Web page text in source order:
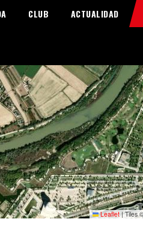
CLUB ACTUALIDAD
Home
Food & Drink
News
Contacts
Leaflet |Tiles